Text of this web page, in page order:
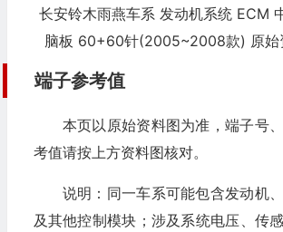
长安铃木雨燕车系 发动机系统 ECM
脑板 60+60针(2005~2008款) 原始
端子参考值
本页以原始资料图为准，端子号
考值请按上方资料图核对。
说明：同一车系可能包含发动机
及其他控制模块；涉及系统电压、传